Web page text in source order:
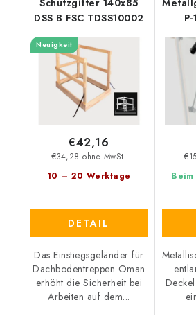
Schutzgitter 140x85
DSS B FSC TDSS10002
Neuigkeit
10 – 20 Werktage
€34,28 ohne MwSt.
€42,16
DETAIL
Das Einstiegsgeländer für
Dachbodentreppen Oman
erhöht die Sicherheit bei
Arbeiten auf dem...